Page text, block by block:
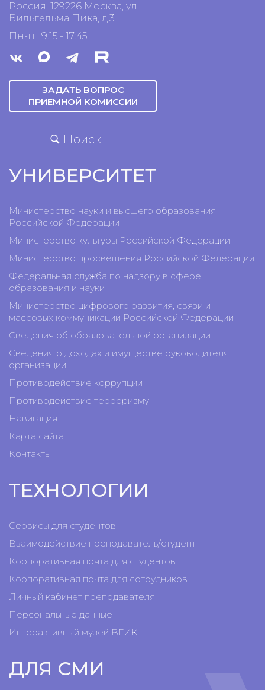
Россия, 129226 Москва, ул.
Вильгельма Пика, д.3
Пн-пт 9:15 - 17:45
ЗАДАТЬ ВОПРОС
ПРИЕМНОЙ КОМИССИИ
Поиск
УНИВЕРСИТЕТ
Министерство науки и высшего образования
Российской Федерации
Министерство культуры Российской Федерации
Министерство просвещения Российской Федерации
Федеральная служба по надзору в сфере
образования и науки
Министерство цифрового развития, связи и
массовых коммуникаций Российской Федерации
Сведения об образовательной организации
Сведения о доходах и имуществе руководителя
организации
Противодействие коррупции
Противодействие терроризму
Навигация
Карта сайта
Контакты
ТЕХНОЛОГИИ
Сервисы для студентов
Взаимодействие преподаватель/студент
Корпоративная почта для студентов
Корпоративная почта для сотрудников
Личный кабинет преподавателя
Персональные данные
Интерактивный музей ВГИК
ДЛЯ СМИ